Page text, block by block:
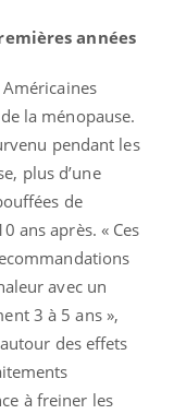
années
la ménopause.
pendant les
plus d’une
de
ans après. « Ces
avec un
3 à 5 ans »,
des effets
à freiner les